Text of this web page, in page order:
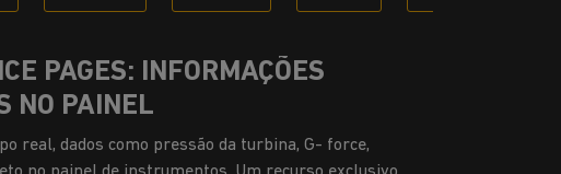
PLUS
conectados, o Adventure Intelligence Plus
e praticidade. Com ele, você acompanha
do veículo, realiza atualizações de software à